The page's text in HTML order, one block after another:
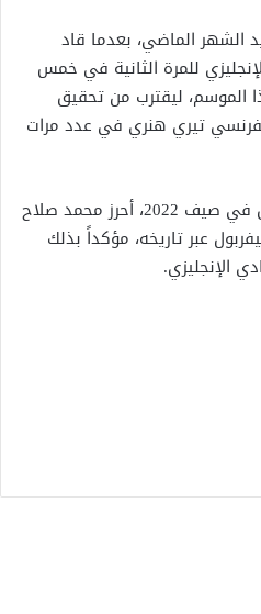
الشهر الماضي، بعدما قاد
للمرة الثانية في خمس
28 هدفاً هذا الموسم، ليقترب من تحقيق
تيري هنري في عدد مرات
منذ توقيعه على عقده السابق في صيف 2022، أحرز محمد صلاح
عبر تاريخه، مؤكداً بذلك
الإنجليزي.